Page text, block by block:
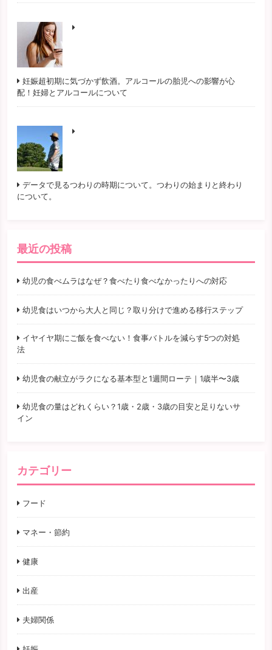
妊娠超初期に気づかず飲酒。アルコールの胎児への影響が心
配！妊婦とアルコールについて
データで見るつわりの時期について。つわりの始まりと終わり
について。
最近の投稿
幼児の食べムラはなぜ？食べたり食べなかったりへの対応
幼児食はいつから大人と同じ？取り分けで進める移行ステップ
イヤイヤ期にご飯を食べない！食事バトルを減らす5つの対処
法
幼児食の献立がラクになる基本型と1週間ローテ｜1歳半〜3歳
幼児食の量はどれくらい？1歳・2歳・3歳の目安と足りないサ
イン
カテゴリー
フード
マネー・節約
健康
出産
夫婦関係